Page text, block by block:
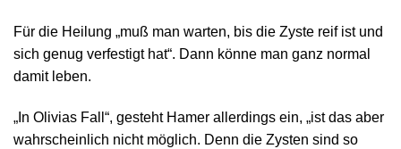
Für die Heilung „muß man warten, bis die Zyste reif ist und
sich genug verfestigt hat“. Dann könne man ganz normal
damit leben.
„In Olivias Fall“, gesteht Hamer allerdings ein, „ist das aber
wahrscheinlich nicht möglich. Denn die Zysten sind so